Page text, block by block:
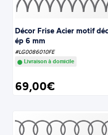
Décor Frise Acier motif
ép 6 mm
#LG0086010FE
Livraison à domicile
69,00€